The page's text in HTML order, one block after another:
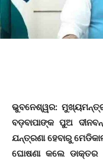
ଭୁବନେଶ୍ୱର:
ବଡ଼ବାପାଙ୍କ ପୁଅ
ଯନ୍ତ୍ରଣା ହେବାରୁ
ଘୋଷଣା କଲେ ଡାକ୍ତର